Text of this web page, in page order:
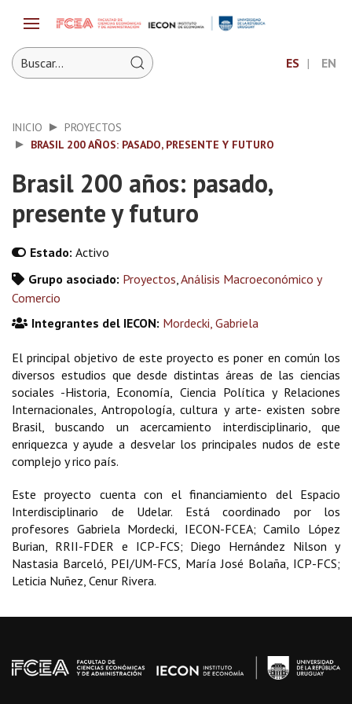
ES EN
INICIO
PROYECTOS
BRASIL 200 AÑOS: PASADO, PRESENTE Y FUTURO
Brasil 200 años: pasado,
presente y futuro
Estado: Activo
Grupo asociado: Proyectos,Análisis Macroeconómico y
Comercio
Integrantes del IECON: Mordecki, Gabriela
El principal objetivo de este proyecto es poner en común los
diversos estudios que desde distintas áreas de las ciencias
sociales -Historia, Economía, Ciencia Política y Relaciones
Internacionales, Antropología, cultura y arte- existen sobre
Brasil, buscando un acercamiento interdisciplinario, que
enriquezca y ayude a desvelar los principales nudos de este
complejo y rico país.
Este proyecto cuenta con el financiamiento del Espacio
Interdisciplinario de Udelar. Está coordinado por los
profesores Gabriela Mordecki, IECON-FCEA; Camilo López
Burian, RRII-FDER e ICP-FCS; Diego Hernández Nilson y
Nastasia Barceló, PEI/UM-FCS, María José Bolaña, ICP-FCS;
Leticia Nuñez, Cenur Rivera.